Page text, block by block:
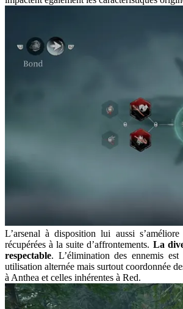
L’arsenal à disposition lui aussi
récupérées à la suite d’affrontements. La
respectable. L’élimination des ennemis
utilisation alternée mais surtout coordonnée
à Anthea et celles inhérentes à Red.